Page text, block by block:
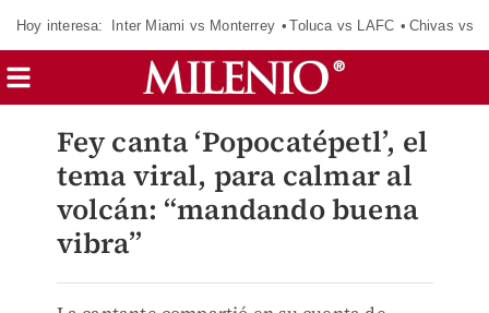
Hoy interesa: Inter Miami vs Monterrey Toluca vs LAFC Chivas vs
Fey canta ‘Popocatépetl’, el
tema viral, para calmar al
volcán: “mandando buena
vibra”